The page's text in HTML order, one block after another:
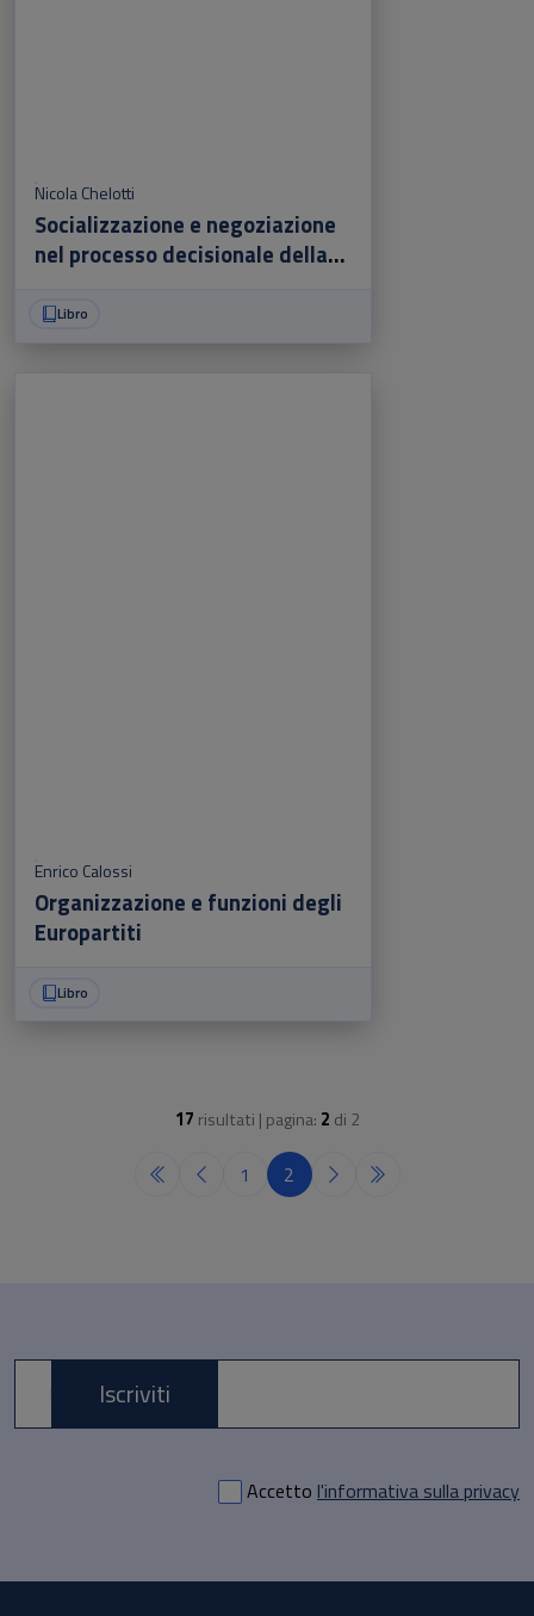
Nicola Chelotti
Socializzazione e negoziazione
nel processo decisionale della
Libro
Enrico Calossi
Organizzazione e funzioni degli
Europartiti
Libro
17 risultati | pagina: 2 di 2
1 2
E-mail *
Accetto l'informativa sulla privacy
Iscriviti